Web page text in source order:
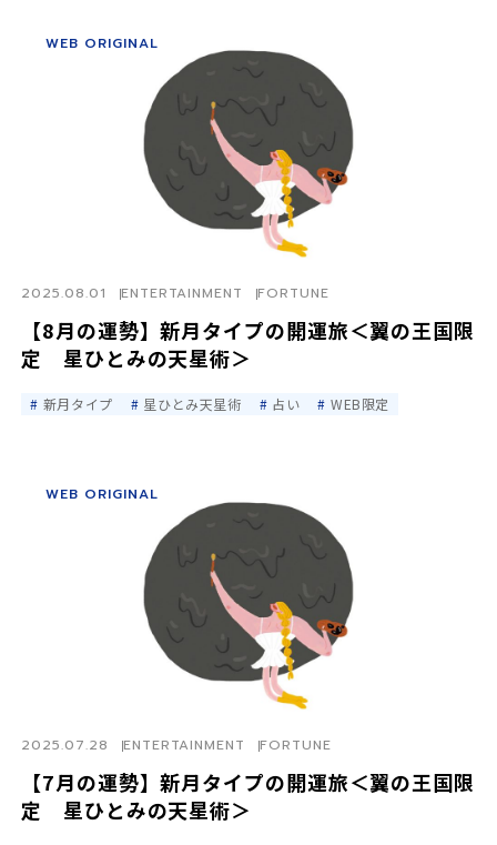
【8月の運勢】新月タイプの開運旅＜翼の王国限
定 星ひとみの天星術＞
2025.08.01 ENTERTAINMENT FORTUNE
WEB ORIGINAL
新月タイプ 星ひとみ天星術 占い WEB限定
【7月の運勢】新月タイプの開運旅＜翼の王国限
定 星ひとみの天星術＞
2025.07.28 ENTERTAINMENT FORTUNE
WEB ORIGINAL